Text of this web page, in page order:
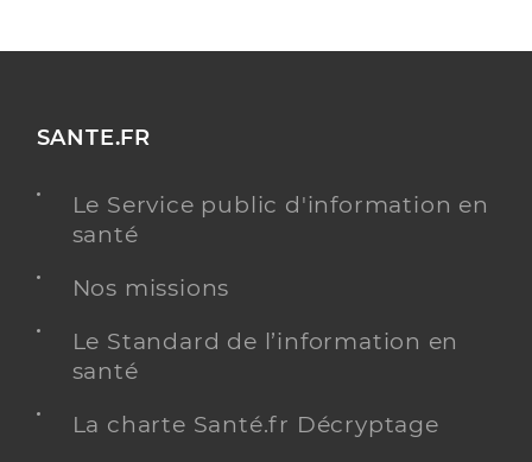
SANTE.FR
Le Service public d'information en
santé
Nos missions
Le Standard de l’information en
santé
La charte Santé.fr Décryptage